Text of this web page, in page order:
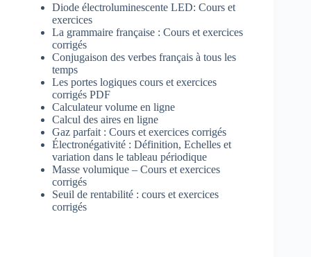
Diode électroluminescente LED: Cours et
exercices
La grammaire française : Cours et exercices
corrigés
Conjugaison des verbes français à tous les
temps
Les portes logiques cours et exercices
corrigés PDF
Calculateur volume en ligne
Calcul des aires en ligne
Gaz parfait : Cours et exercices corrigés
Électronégativité : Définition, Echelles et
variation dans le tableau périodique
Masse volumique – Cours et exercices
corrigés
Seuil de rentabilité : cours et exercices
corrigés